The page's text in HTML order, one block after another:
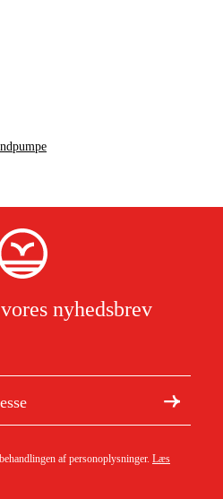
nyhedsbrev
af personoplysninger. Læs